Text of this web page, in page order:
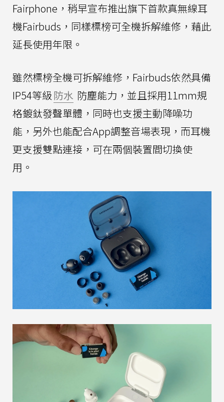
Fairphone，稍早宣布推出旗下首款真無線耳
機Fairbuds，同樣標榜可全機拆解維修，藉此
延長使用年限。
雖然標榜全機可拆解維修，Fairbuds依然具備
IP54等級防水 防塵能力，並且採用11mm規
格鍍鈦發聲單體，同時也支援主動降噪功
能，另外也能配合App調整音場表現，而耳機
更支援雙點連接，可在兩個裝置間切換使
用。